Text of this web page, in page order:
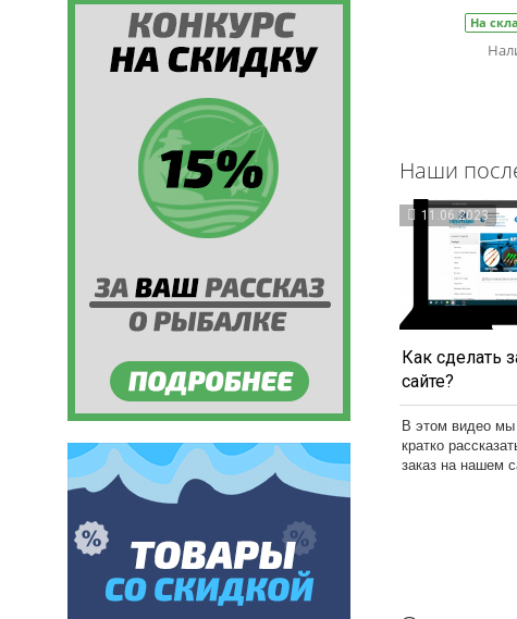
На складе Артикул: БС0005 На
Наши
11.06.2023
Как сделать
сайте?
В этом видео мы
кратко
заказ на нашем